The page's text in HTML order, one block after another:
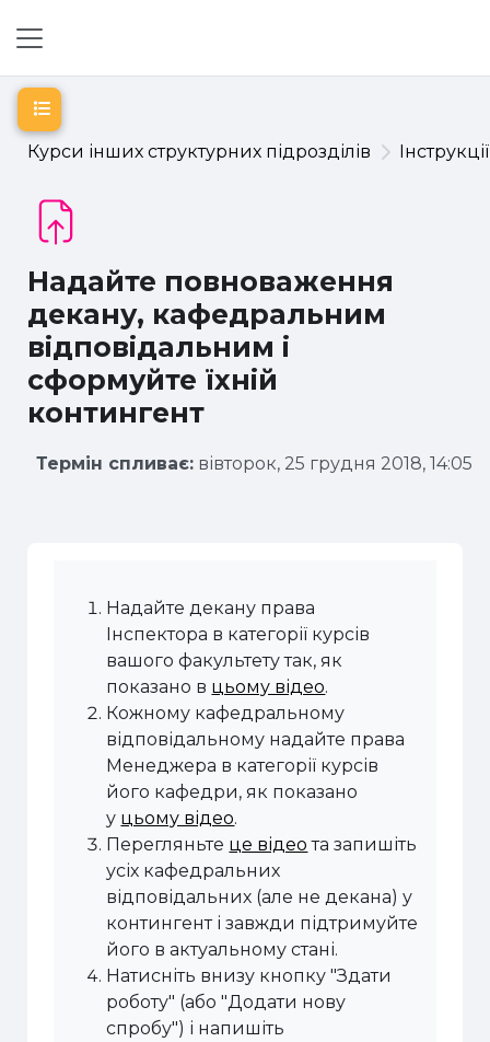
Курси інших структурних підрозділів
Надайте повноваження
декану, кафедральним
відповідальним і
сформуйте їхній
контингент
Термін спливає: вівторок, 25 грудня 2018, 14:05
Відкритий покажчик курсу
Надайте декану права
Інспектора в категорії курсів
вашого факультету так, як
показано в цьому відео.
Кожному кафедральному
відповідальному надайте права
Менеджера в категорії курсів
його кафедри, як показано
у цьому відео.
Перегляньте це відео та запишіть
усіх кафедральних
відповідальних (але не декана) у
контингент і завжди підтримуйте
його в актуальному стані.
Натисніть внизу кнопку "Здати
роботу" (або "Додати нову
спробу") і напишіть